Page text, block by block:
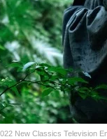
New Classics Television